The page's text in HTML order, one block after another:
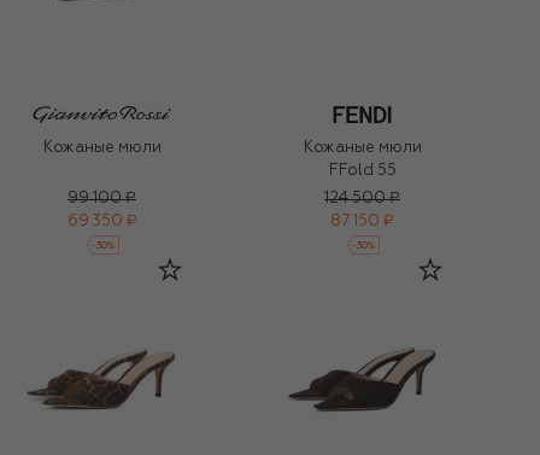
Кожаные мюли
99 100 ₽
69 350 ₽
-30%
Кожаные мюли
FFold 55
124 500 ₽
87 150 ₽
-30%